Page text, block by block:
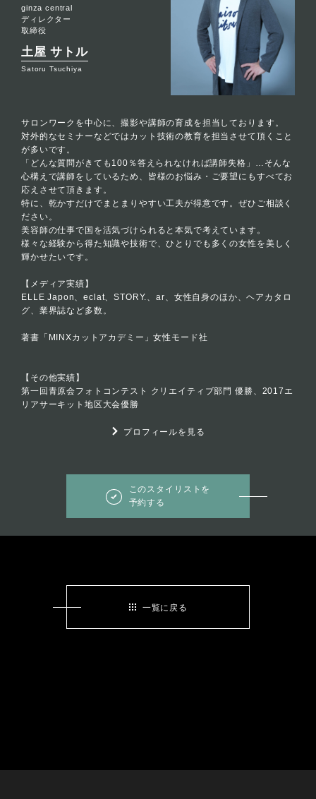
ginza central
ディレクター
取締役
土屋 サトル
Satoru Tsuchiya
サロンワークを中心に、撮影や講師の育成を担当しております。
対外的なセミナーなどではカット技術の教育を担当させて頂くこと
が多いです。
「どんな質問がきても100％答えられなければ講師失格」…そんな
心構えで講師をしているため、皆様のお悩み・ご要望にもすべてお
応えさせて頂きます。
特に、乾かすだけでまとまりやすい工夫が得意です。ぜひご相談く
ださい。
美容師の仕事で国を活気づけられると本気で考えています。
様々な経験から得た知識や技術で、ひとりでも多くの女性を美しく
輝かせたいです。
【メディア実績】
ELLE Japon、eclat、STORY.、ar、女性自身のほか、ヘアカタロ
グ、業界誌など多数。
著書「MINXカットアカデミー」女性モード社
【その他実績】
第一回青原会フォトコンテスト クリエイティブ部門 優勝、2017エ
リアサーキット地区大会優勝
プロフィールを見る
このスタイリストを
予約する
一覧に戻る